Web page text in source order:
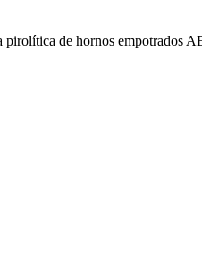
pirolítica de hornos empotrados